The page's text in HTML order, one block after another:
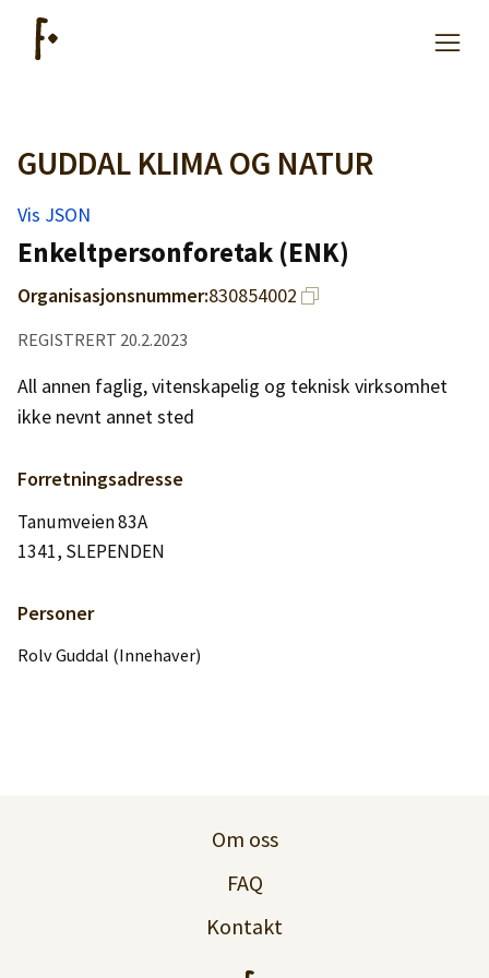
Artikler
Hjelp
Kjøpe lister
Priser
Logg inn
Lag konto
GUDDAL KLIMA OG NATUR
Vis JSON
Enkeltpersonforetak (ENK)
Organisasjonsnummer:830854002
REGISTRERT 20.2.2023
All annen faglig, vitenskapelig og teknisk virksomhet
ikke nevnt annet sted
Forretningsadresse
Tanumveien 83A
1341, SLEPENDEN
Personer
Rolv Guddal (Innehaver)
Om oss
FAQ
Kontakt